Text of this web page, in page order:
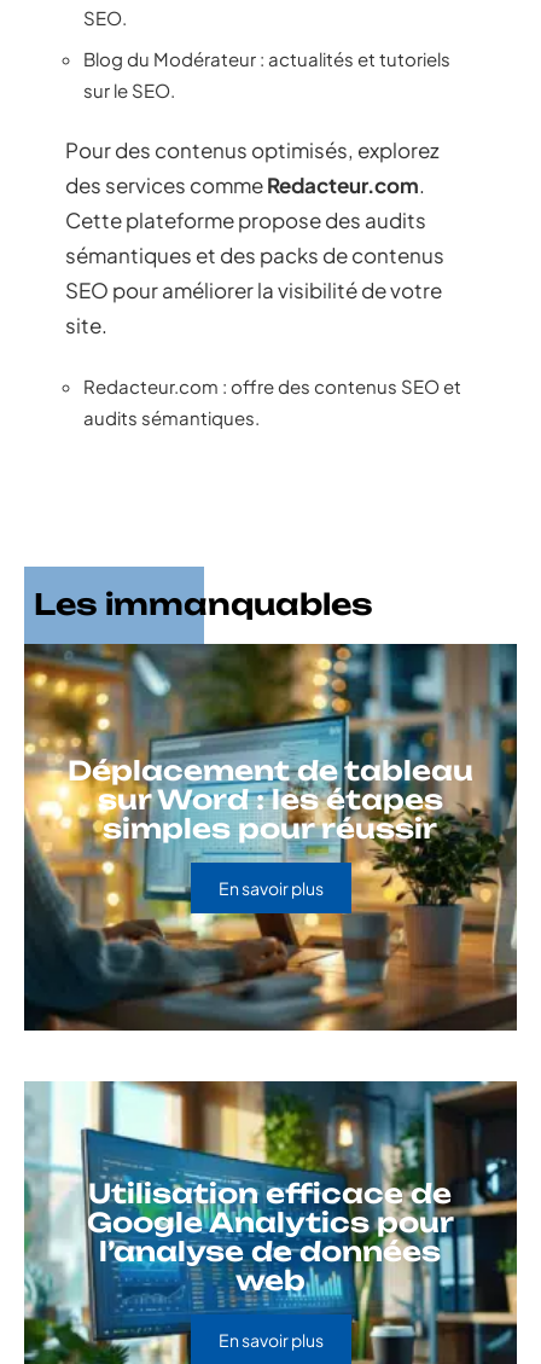
SEO.
Blog du Modérateur : actualités et tutoriels
sur le SEO.
Pour des contenus optimisés, explorez
des services commeRedacteur.com.
Cette plateforme propose des audits
sémantiques et des packs de contenus
SEO pour améliorer la visibilité de votre
site.
Redacteur.com : offre des contenus SEO et
audits sémantiques.
Les immanquables
Déplacement de tableau
sur Word : les étapes
simples pour réussir
En savoir plus
Utilisation efficace de
Google Analytics pour
l’analyse de données
web
En savoir plus